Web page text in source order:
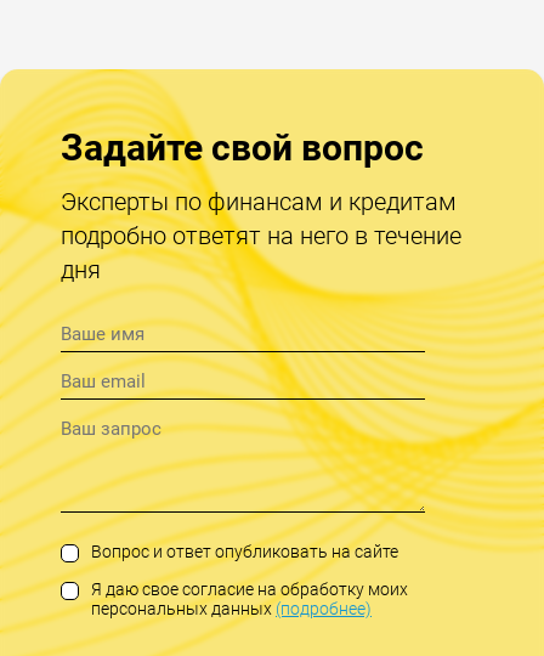
Задайте свой вопрос
Эксперты по финансам и кредитам
подробно ответят на него в течение
дня
Вопрос и ответ опубликовать на сайте
Я даю свое согласие на обработку моих
персональных данных(подробнее)